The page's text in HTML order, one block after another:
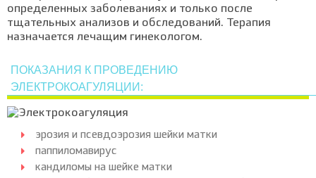
определенных заболеваниях и только после
тщательных анализов и обследований. Терапия
назначается лечащим гинекологом.
ПОКАЗАНИЯ К ПРОВЕДЕНИЮ
ЭЛЕКТРОКОАГУЛЯЦИИ:
эрозия и псевдоэрозия шейки матки
паппиломавирус
кандиломы на шейке матки